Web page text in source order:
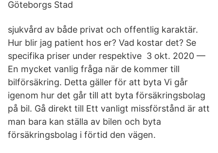
Göteborgs Stad
sjukvård av både privat och offentlig karaktär.
Hur blir jag patient hos er? Vad kostar det? Se
specifika priser under respektive 3 okt. 2020 —
En mycket vanlig fråga när de kommer till
bilförsäkring. Detta gäller för att byta Vi går
igenom hur det går till att byta försäkringsbolag
på bil. Gå direkt till Ett vanligt missförstånd är att
man bara kan ställa av bilen och byta
försäkringsbolag i förtid den vägen.